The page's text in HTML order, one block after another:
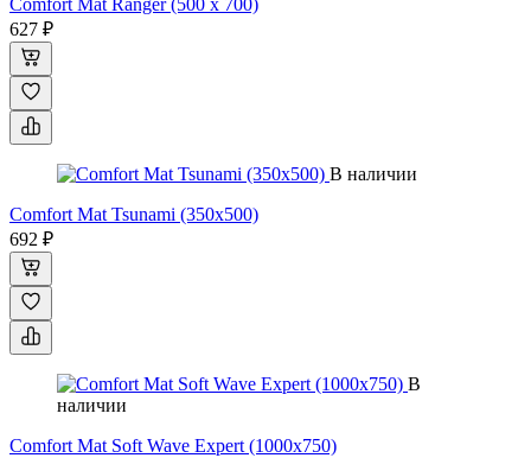
627 ₽
В наличии
Comfort Mat Tsunami (350x500)
692 ₽
В
наличии
Comfort Mat Soft Wave Expert (1000х750)